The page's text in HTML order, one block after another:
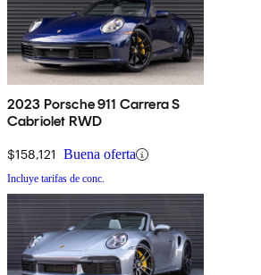
2023 Porsche 911 Carrera S
Cabriolet RWD
$158,121 Buena oferta
Incluye tarifas de conc.